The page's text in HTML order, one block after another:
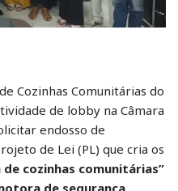
Cozinhas Comunitárias do
de lobby na Câmara
endosso de
de Lei (PL) que cria os
cozinhas comunitárias”
de segurança